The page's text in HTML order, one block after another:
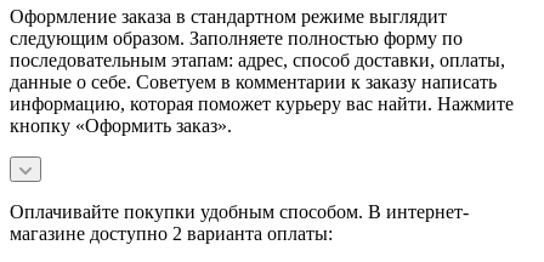
Оформление заказа в стандартном режиме выглядит
следующим образом. Заполняете полностью форму по
последовательным этапам: адрес, способ доставки, оплаты,
данные о себе. Советуем в комментарии к заказу написать
информацию, которая поможет курьеру вас найти. Нажмите
кнопку «Оформить заказ».
Оплачивайте покупки удобным способом. В интернет-
магазине доступно 2 варианта оплаты: